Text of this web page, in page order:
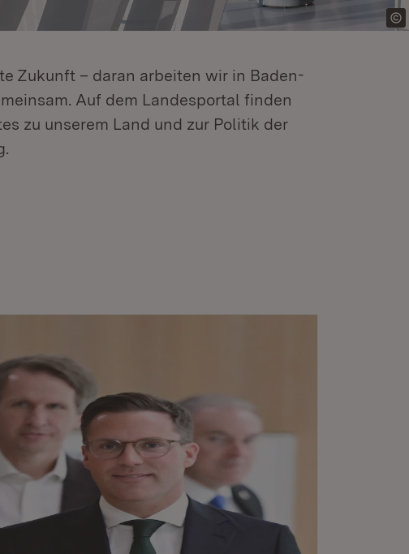
Zukunft – daran arbeiten wir in Baden-
Auf dem Landesportal finden
zu unserem Land und zur Politik der